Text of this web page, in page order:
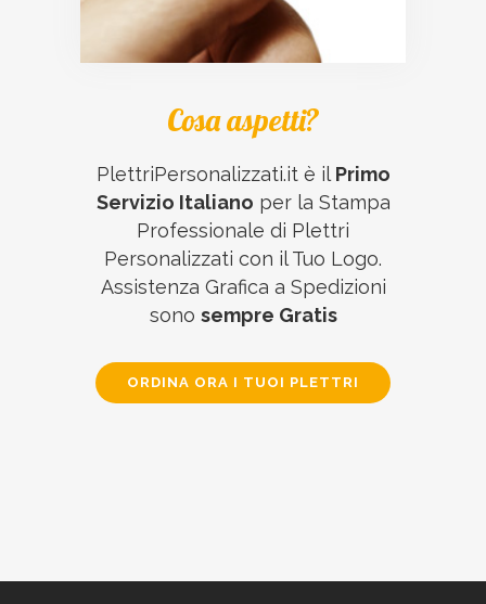
Cosa aspetti?
PlettriPersonalizzati.it è il Primo
Servizio Italiano per la Stampa
Professionale di Plettri
Personalizzati con il Tuo Logo.
Assistenza Grafica a Spedizioni
sono sempre Gratis
ORDINA ORA I TUOI PLETTRI